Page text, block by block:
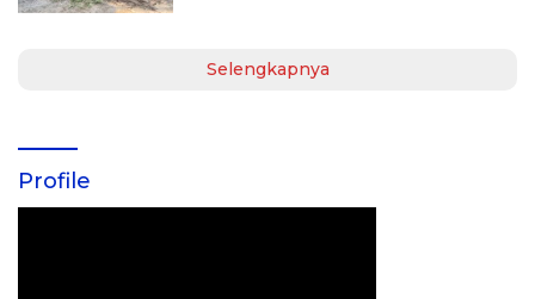
Selengkapnya
Profile